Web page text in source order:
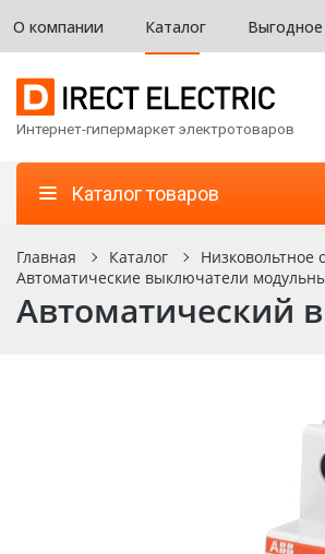
О компании Каталог
Интернет-гипермаркет электротоваров
Каталог товаров
Главная Каталог Низковольтное
Автоматические выключатели
Автоматический